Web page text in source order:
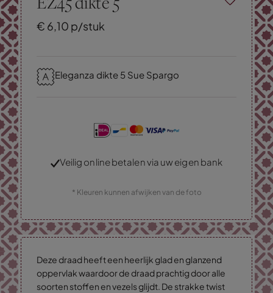
€ 6,10 p/stuk
Eleganza dikte 5 Sue Spargo
Veilig online betalen via uw eigen bank
* Kleuren kunnen afwijken van de foto
Deze draad heeft een heerlijk glad en glanzend
oppervlak waardoor de draad prachtig door alle
soorten stoffen en vezels glijdt. De strakke twist